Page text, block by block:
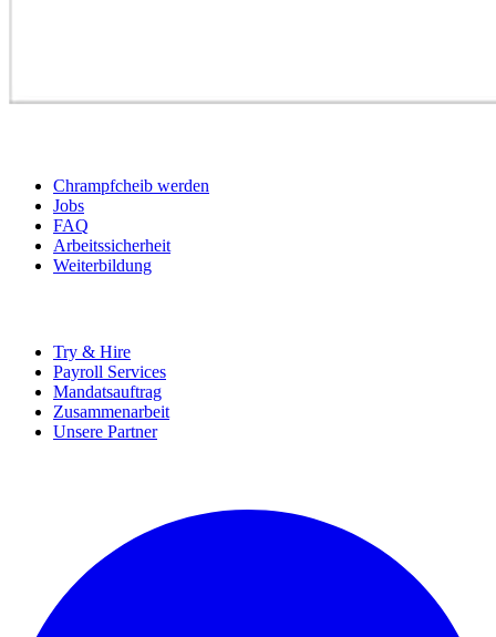
Chrampfcheib werden
Jobs
FAQ
Arbeitssicherheit
Weiterbildung
Try & Hire
Payroll Services
Mandatsauftrag
Zusammenarbeit
Unsere Partner